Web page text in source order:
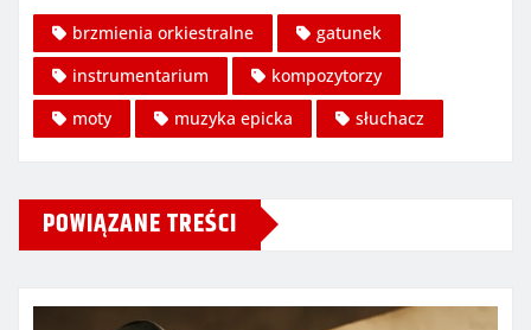
brzmienia orkiestralne
gatunek
instrumentarium
kompozytorzy
moty
muzyka epicka słuchacz
POWIĄZANE TREŚCI